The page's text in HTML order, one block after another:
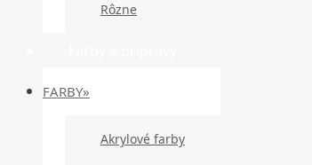
Rôzne
FARBY»
Akrylové farby